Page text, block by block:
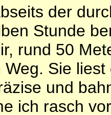
der
Stunde
rund 50
Sie
und
ich rasch